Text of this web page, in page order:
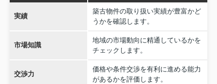
実績
築古物件の取り扱い実績が豊富かど
うかを確認します。
市場知識
地域の市場動向に精通しているかを
チェックします。
交渉力
価格や条件交渉を有利に進める能力
があるかを評価します。